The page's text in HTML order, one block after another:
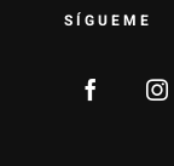
SÍGUEME